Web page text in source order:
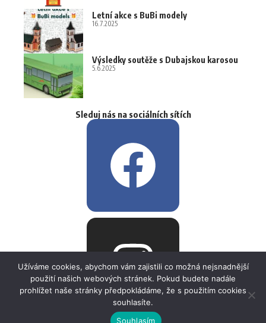
Letní akce s BuBi modely
16.7.2025
Výsledky soutěže s Dubajskou karosou
5.6.2025
Sleduj nás na sociálních sítích
Užíváme cookies, abychom vám zajistili co možná nejsnadnější
použití našich webových stránek. Pokud budete nadále
prohlížet naše stránky předpokládáme, že s použitím cookies
souhlasíte.
Souhlasím